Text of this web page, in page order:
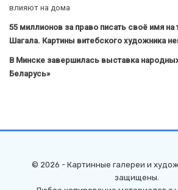
влияют на дома
55 миллионов за право писать своё имя на
Шагала. Картины витебского художника
В Минске завершилась выставка
Беларусь»
© 2026 - Картинные галереи и
защищены.